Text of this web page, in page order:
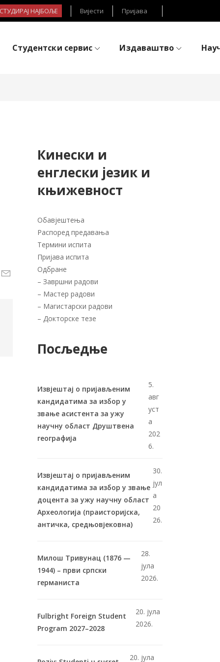
НАЈБОЉЕ Вијести Пријава
Студентски сервис Издаваштво
Кинески и
енглески језик и
књижевност
Обавјештења
Распоред предавања
Термини испита
Пријава испита
Одбране
– Завршни радови
– Мастер радови
– Магистарски радови
– Докторске тезе
Посљедње
Извјештај о пријављеним
кандидатима за избор у
звање асистента за ужу
научну област Друштвена
географија
5.
авг
уст
а
202
6.
Извјештај о пријављеним
кандидатима за избор у звање
доцента за ужу научну област
Археологија (праисторијска,
античка, средњовјековна)
30.
јул
а
20
26.
Милош Тривунац (1876 —
1944) – први српски
германиста
28.
јула
2026.
Fulbright Foreign Student
Program 2027–2028
20. јула
2026.
20. јула